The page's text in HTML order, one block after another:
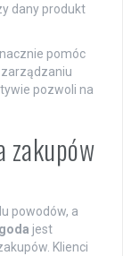
dany produkt
pomóc
pozwoli na
zakupów
powodów, a
jest
Klienci